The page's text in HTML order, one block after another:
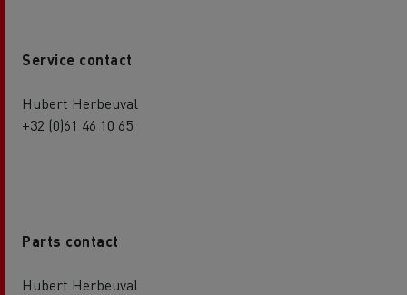
Service contact
Hubert Herbeuval
+32 (0)61 46 10 65
Parts contact
Hubert Herbeuval